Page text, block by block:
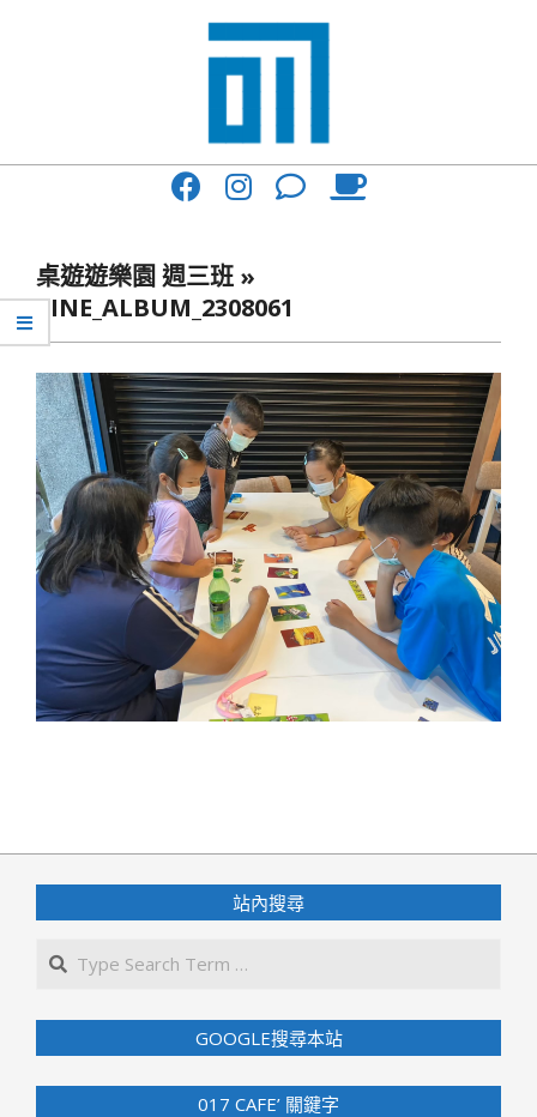
017
與
你
一
起
咖
啡
館
桌遊遊樂園 週三班 »
LINE_ALBUM_2308061
08-
06
站內搜尋
GOOGLE搜尋本站
017 CAFE’ 關鍵字